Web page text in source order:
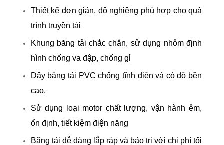
Thiết kế đơn giản, độ nghiêng phù hợp cho quá
trình truyền tải
Khung băng tải chắc chắn, sử dụng nhôm định
hình chống va đập, chống gỉ
Dây băng tải PVC chống tĩnh điện và có độ bền
cao.
Sử dụng loại motor chất lượng, vận hành êm,
ổn định, tiết kiệm điện năng
Băng tải dễ dàng lắp ráp và bảo tri với chi phí tối